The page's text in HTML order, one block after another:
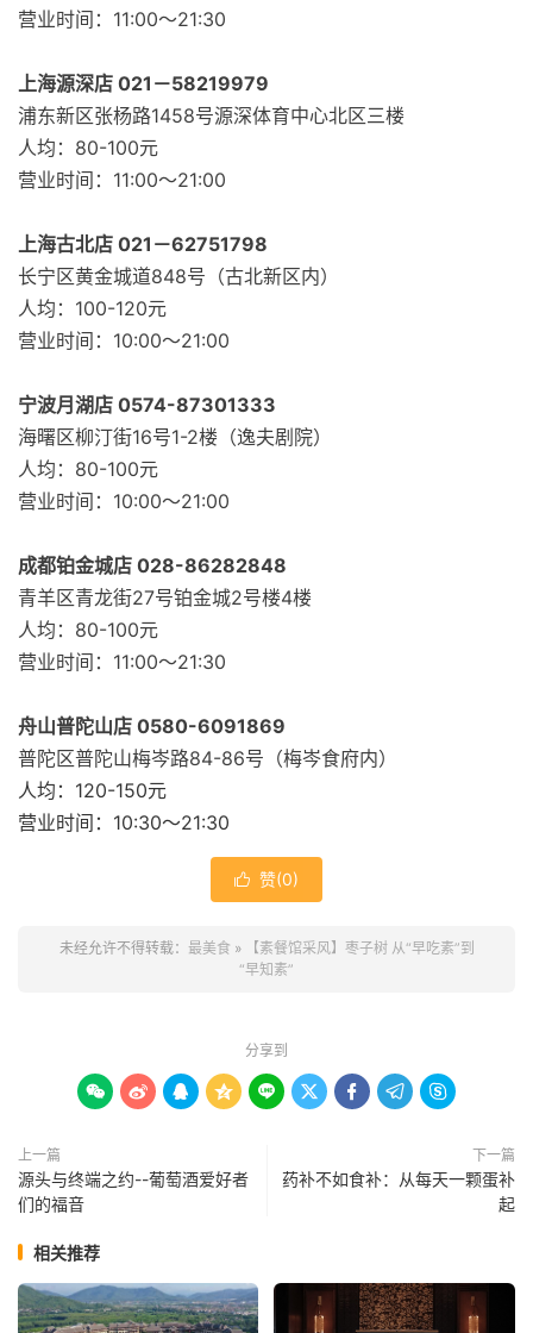
营业时间：11:00～21:30
上海源深店 021－58219979
浦东新区张杨路1458号源深体育中心北区三楼
人均：80-100元
营业时间：11:00～21:00
上海古北店 021－62751798
长宁区黄金城道848号（古北新区内）
人均：100-120元
营业时间：10:00～21:00
宁波月湖店 0574-87301333
海曙区柳汀街16号1-2楼（逸夫剧院）
人均：80-100元
营业时间：10:00～21:00
成都铂金城店 028-86282848
青羊区青龙街27号铂金城2号楼4楼
人均：80-100元
营业时间：11:00～21:30
舟山普陀山店 0580-6091869
普陀区普陀山梅岑路84-86号（梅岑食府内）
人均：120-150元
营业时间：10:30～21:30
 赞(0)
未经允许不得转载： 最美食 »
【素餐馆采风】枣子树 从“早吃素”到
“早知素”
分享到
        
上一篇
源头与终端之约--葡萄酒爱好者
们的福音
下一篇
药补不如食补：从每天一颗蛋补
起
相关推荐